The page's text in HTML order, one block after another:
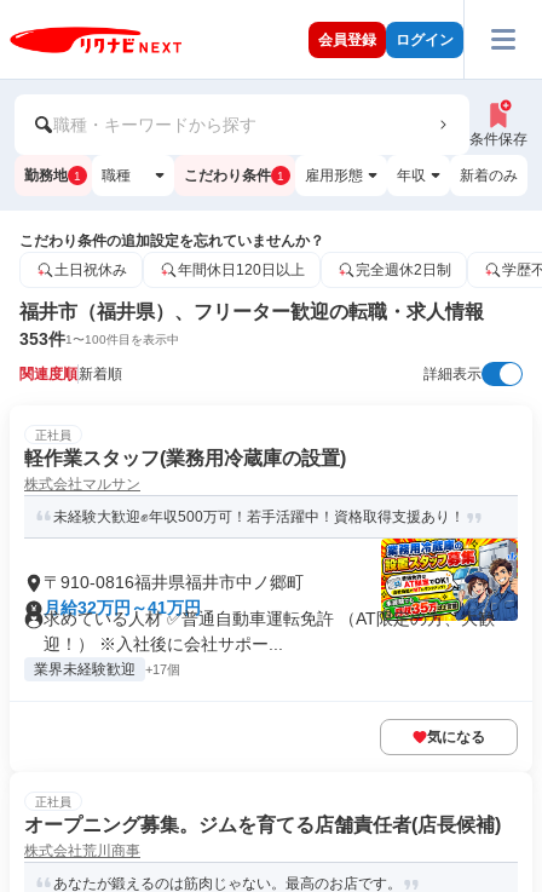
会員登録 ログイン
職種・キーワードから探す
条件保存
勤務地 1 職種 こだわり条件 1 雇用形態 年収 新着のみ
こだわり条件の追加設定を忘れていませんか？
土日祝休み
年間休日120日以上 完全週休2日制 学歴
福井市（福井県）、フリーター歓迎の転職・求人情報
353件1〜100件目を表示中
関連度順新着順 詳細表示
正社員
軽作業スタッフ(業務用冷蔵庫の設置)
株式会社マルサン
未経験大歓迎✊年収500万可！若手活躍中！資格取得支援あり！
〒910-0816福井県福井市中ノ郷町
月給32万円～41万円
求めている人材 ✅普通自動車運転免許 （AT限定の方、大歓
迎！） ※入社後に会社サポー...
業界未経験歓迎 +17個
気になる
正社員
オープニング募集。ジムを育てる店舗責任者(店長候補)
株式会社荒川商事
あなたが鍛えるのは筋肉じゃない。最高のお店です。